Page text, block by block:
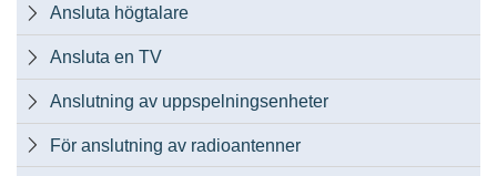
 Ansluta högtalare
 Ansluta en TV
 Anslutning av uppspelningsenheter
 För anslutning av radioantenner